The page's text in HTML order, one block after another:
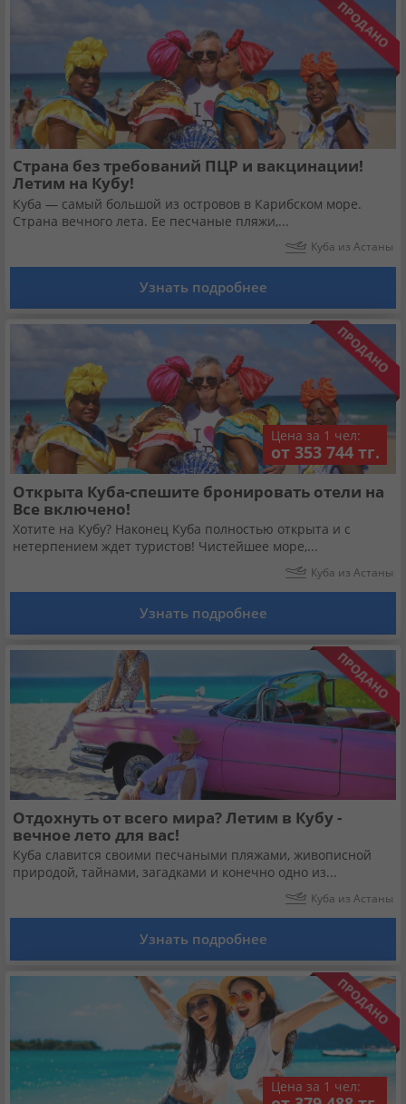
Русский Қазақша
Установи наше мобильное приложение
Загрузить приложение из App Store
Загрузить приложение из Google Play
Страна без требований ПЦР и вакцинации!
Летим на Кубу!
Куба — самый большой из островов в Карибском море.
Страна вечного лета. Ее песчаные пляжи,...
Куба из Астаны
Узнать подробнее
Цена за 1 чел:
от 353 744 тг.
Открыта Куба-спешите бронировать отели на
Все включено!
Хотите на Кубу? Наконец Куба полностью открыта и с
нетерпением ждет туристов! Чистейшее море,...
Куба из Астаны
Узнать подробнее
Отдохнуть от всего мира? Летим в Кубу -
вечное лето для вас!
Куба славится своими песчаными пляжами, живописной
природой, тайнами, загадками и конечно одно из...
Куба из Астаны
Узнать подробнее
Цена за 1 чел: